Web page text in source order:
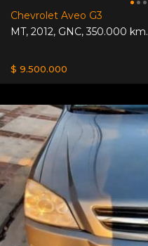
Chevrolet Aveo G3
MT, 2012, GNC,350.000 km.
$ 9.500.000